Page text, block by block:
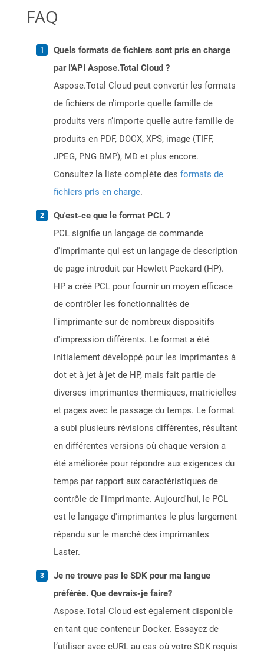
FAQ
Quels formats de fichiers sont pris en charge
par l'API Aspose.Total Cloud ?
Aspose.Total Cloud peut convertir les formats
de fichiers de n’importe quelle famille de
produits vers n’importe quelle autre famille de
produits en PDF, DOCX, XPS, image (TIFF,
JPEG, PNG BMP), MD et plus encore.
Consultez la liste complète des formats de
fichiers pris en charge.
Qu'est-ce que le format PCL ?
PCL signifie un langage de commande
d'imprimante qui est un langage de description
de page introduit par Hewlett Packard (HP).
HP a créé PCL pour fournir un moyen efficace
de contrôler les fonctionnalités de
l'imprimante sur de nombreux dispositifs
d'impression différents. Le format a été
initialement développé pour les imprimantes à
dot et à jet à jet de HP, mais fait partie de
diverses imprimantes thermiques, matricielles
et pages avec le passage du temps. Le format
a subi plusieurs révisions différentes, résultant
en différentes versions où chaque version a
été améliorée pour répondre aux exigences du
temps par rapport aux caractéristiques de
contrôle de l'imprimante. Aujourd'hui, le PCL
est le langage d'imprimantes le plus largement
répandu sur le marché des imprimantes
Laster.
Je ne trouve pas le SDK pour ma langue
préférée. Que devrais-je faire?
Aspose.Total Cloud est également disponible
en tant que conteneur Docker. Essayez de
l’utiliser avec cURL au cas où votre SDK requis